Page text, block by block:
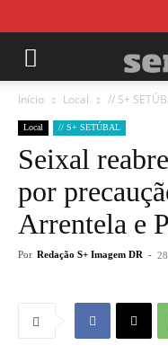
Início Local // S+
Local // S+ SETÚBAL
Seixal
por
Arrentela e
Por Redação S+ Imagem DR -